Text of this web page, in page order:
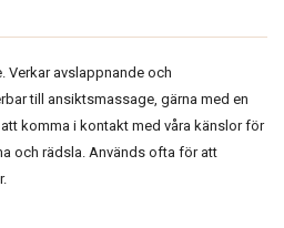
Verkar avslappnande och
till ansiktsmassage, gärna med en
komma i kontakt med våra känslor för
och rädsla. Används ofta för att